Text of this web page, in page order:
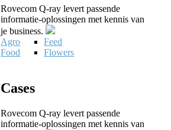
Rovecom Q-ray levert passende
informatie-oplossingen met kennis van
je business.
Agro
Food
Feed
Flowers
Cases
Rovecom Q-ray levert passende
informatie-oplossingen met kennis van